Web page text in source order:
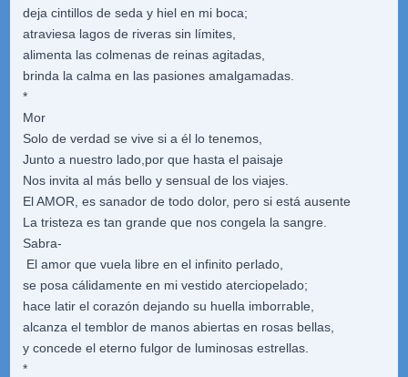
deja cintillos de seda y hiel en mi boca;
atraviesa lagos de riveras sin límites,
alimenta las colmenas de reinas agitadas,
brinda la calma en las pasiones amalgamadas.
*
Mor
Solo de verdad se vive si a él lo tenemos,
Junto a nuestro lado,por que hasta el paisaje
Nos invita al más bello y sensual de los viajes.
El AMOR, es sanador de todo dolor, pero si está ausente
La tristeza es tan grande que nos congela la sangre.
Sabra-
El amor que vuela libre en el infinito perlado,
se posa cálidamente en mi vestido aterciopelado;
hace latir el corazón dejando su huella imborrable,
alcanza el temblor de manos abiertas en rosas bellas,
y concede el eterno fulgor de luminosas estrellas.
*